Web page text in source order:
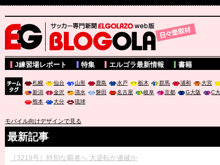
サッカー専門新聞ELGOLAZO web版 BLOGOLA
J練習場レポート 特集 エルゴラ最新情報 書籍
札幌 仙台 山形 鹿島 水戸 栃木 群馬 浦和
大宮
新潟
金沢 清水 磐田 名古屋 岐阜 京都 G大阪
C
熊本
大分 琉球
モバイル向けデザインで見る
最新記事
［3219号］特別な覇者へ 大逆転か連破か